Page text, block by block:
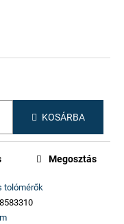
KOSÁRBA
tolómérők
Megosztás